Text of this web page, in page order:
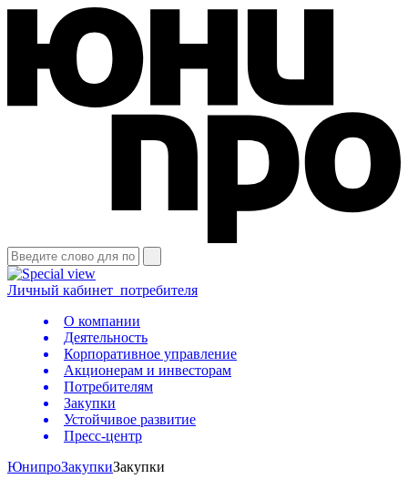
Личный кабинет потребителя
О компании
Деятельность
Корпоративное управление
Акционерам и инвесторам
Потребителям
Закупки
Устойчивое развитие
Пресс-центр
ЮнипроЗакупкиЗакупки